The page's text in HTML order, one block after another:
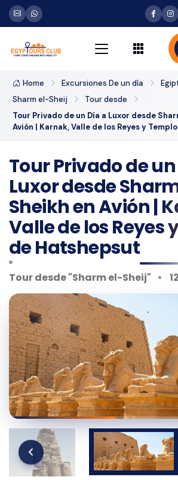
Home Excursiones De un día
Sharm el-Sheij
Tour desde
Tour Privado de un Día a Luxor desde
Avión | Karnak, Valle de los Reyes y
Tour Privado de
Luxor desde
Sheikh en Avión |
Valle de los Reyes
de Hatshepsut
Tour desde "Sharm el-Sheij"